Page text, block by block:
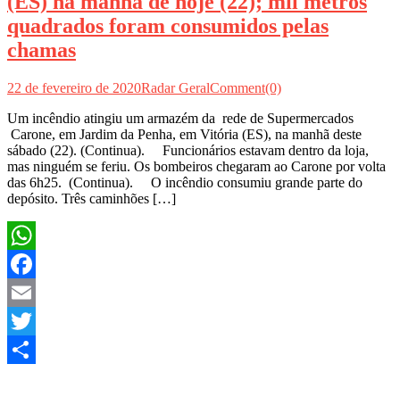
quadrados foram consumidos pelas
chamas
22 de fevereiro de 2020Radar GeralComment(0)
Um incêndio atingiu um armazém da rede de Supermercados
Carone, em Jardim da Penha, em Vitória (ES), na manhã deste
sábado (22). (Continua). Funcionários estavam dentro da loja,
mas ninguém se feriu. Os bombeiros chegaram ao Carone por volta
das 6h25. (Continua). O incêndio consumiu grande parte do
depósito. Três caminhões […]
WhatsApp
Facebook
Email
Twitter